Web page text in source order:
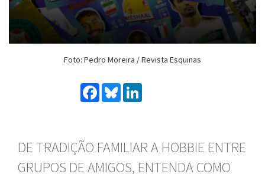
Foto: Pedro Moreira / Revista Esquinas
Facebook
Bluesky
DE TRADIÇÃO FAMILIAR A HOBBIE ENTRE
GRUPOS DE AMIGOS, ENTENDA COMO